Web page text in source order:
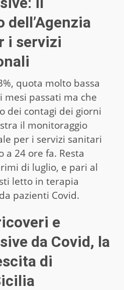
i servizi
quota molto bassa
passati ma che
dei contagi dei giorni
il monitoraggio
per i servizi sanitari
a 24 ore fa. Resta
di luglio, e pari al
letto in terapia
pazienti Covid.
e
da Covid, la
di